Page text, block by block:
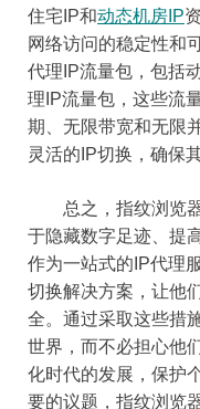
住宅IP和动态机房IP
网络访问的稳定性和
代理IP流量包，包括
理IP流量包，这些流
期、无限带宽和无限
灵活的IP切换，确保
总之，指纹浏览器
于隐藏数字足迹、提
作为一站式的IP代理
切换解决方案，让他
全。通过采取这些措
世界，而不必担心他
化时代的发展，保护
要的议题，指纹浏览